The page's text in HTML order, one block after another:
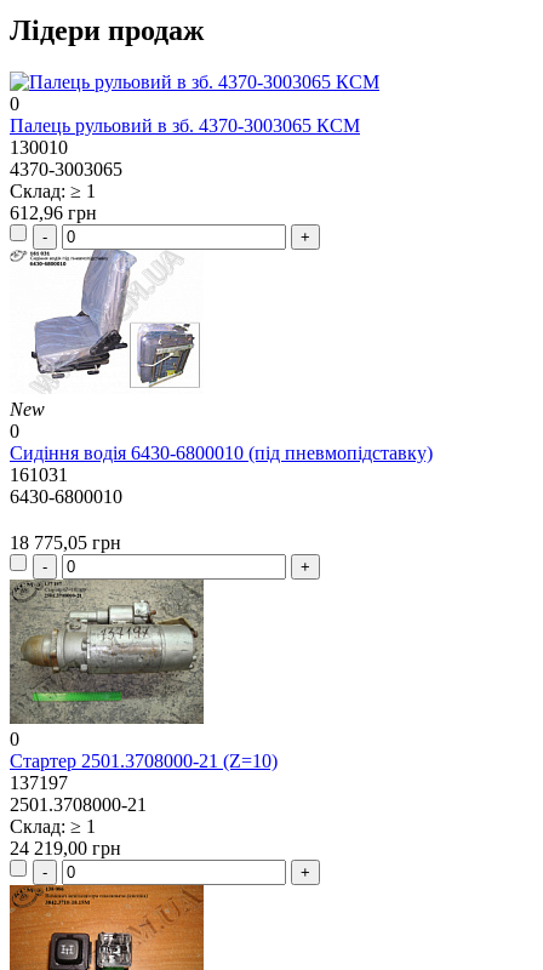
Лідери продаж
0
Палець рульовий в зб. 4370-3003065 КСМ
130010
4370-3003065
Склад: ≥ 1
612,96 грн
New
0
Сидіння водія 6430-6800010 (під пневмопідставку)
161031
6430-6800010
18 775,05 грн
0
Стартер 2501.3708000-21 (Z=10)
137197
2501.3708000-21
Склад: ≥ 1
24 219,00 грн